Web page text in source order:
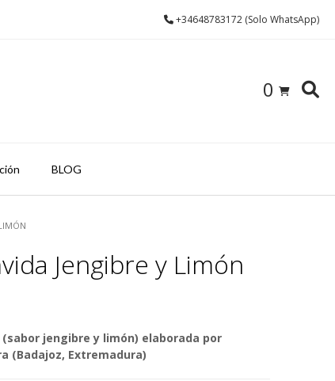
+34648783172 (Solo WhatsApp)
0
BLOG
Jengibre y Limón
jengibre y limón) elaborada por
(Badajoz, Extremadura)